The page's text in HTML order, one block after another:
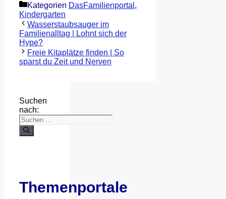
Kategorien DasFamilienportal ,
Kindergarten
Wasserstaubsauger im
Familienalltag | Lohnt sich der
Hype?
Freie Kitaplätze finden | So
sparst du Zeit und Nerven
Suchen
nach:
Themenportale